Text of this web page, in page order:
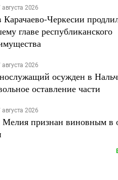
2026
Карачаево-Черкесии
главе республиканского
2026
осужден в
оставление части
2026
признан виновным в